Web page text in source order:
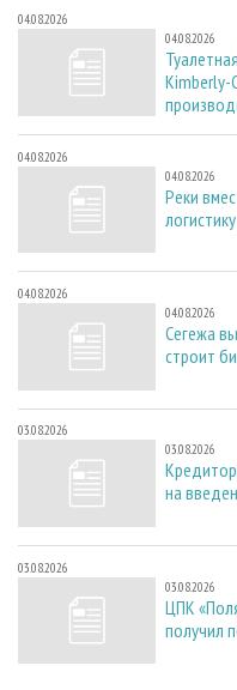
04.08.2026
04.08.2026
Kimberly-
04.08.2026
04.08.2026
Реки
логистику
04.08.2026
04.08.2026
Сегежа
строит
03.08.2026
03.08.2026
на
03.08.2026
03.08.2026
ЦПК
получил